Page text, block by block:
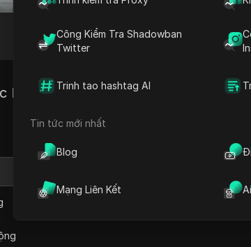
Công Kiểm Tra Shadowban
Twitter
Trinh tao hashtag AI
Tin tức mới nhất
Blog
Mạng Liên Kết
Chúng tôi chuyên cung cấp proxy
Khác
loại proxy